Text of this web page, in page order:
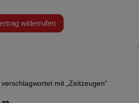
widerrufen
mit „Zeitzeugen“